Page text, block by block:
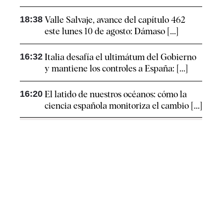
18:38 Valle Salvaje, avance del capítulo 462
este lunes 10 de agosto: Dámaso [...]
16:32 Italia desafía el ultimátum del Gobierno
y mantiene los controles a España: [...]
16:20 El latido de nuestros océanos: cómo la
ciencia española monitoriza el cambio [...]